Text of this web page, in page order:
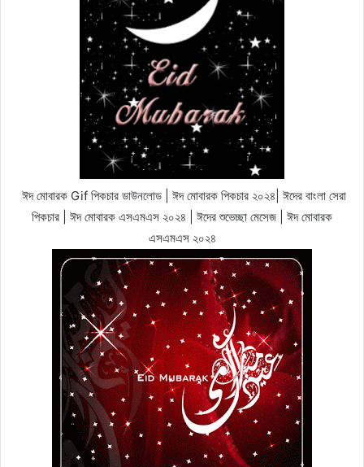
ঈদ মোবারক Gif পিকচার ডাউনলোড | ঈদ মোবারক পিকচার ২০২৪| ঈদের বাংলা সেরা
পিকচার | ঈদ মোবারক এসএমএস ২০২৪ | ঈদের শুভেচ্ছা মেসেজ | ঈদ মোবারক
এসএমএস ২০২৪